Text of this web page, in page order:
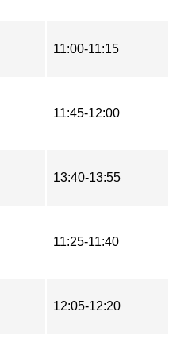
11:00-11:15
11:45-12:00
13:40-13:55
11:25-11:40
12:05-12:20